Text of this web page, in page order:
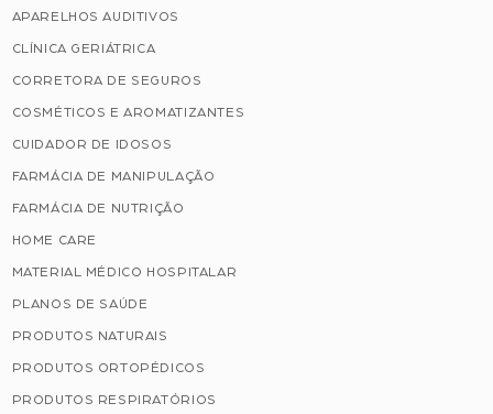
APARELHOS AUDITIVOS
CLÍNICA GERIÁTRICA
CORRETORA DE SEGUROS
COSMÉTICOS E AROMATIZANTES
CUIDADOR DE IDOSOS
FARMÁCIA DE MANIPULAÇÃO
FARMÁCIA DE NUTRIÇÃO
HOME CARE
MATERIAL MÉDICO HOSPITALAR
PLANOS DE SAÚDE
PRODUTOS NATURAIS
PRODUTOS ORTOPÉDICOS
PRODUTOS RESPIRATÓRIOS